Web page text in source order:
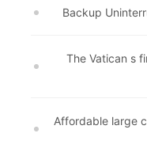
Backup
The Vatican s
Affordable large